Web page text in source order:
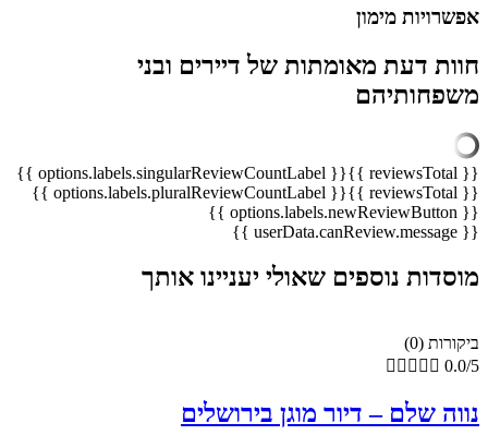
אפשרויות מימון
חוות דעת מאומתות של דיירים ובני
משפחותיהם
{{ reviewsTotal }}
{{ options.labels.singularReviewCountLabel }}
{{ reviewsTotal }}
{{ options.labels.pluralReviewCountLabel }}
{{ options.labels.newReviewButton }}
{{ userData.canReview.message }}
מוסדות נוספים שאולי יעניינו אותך
ביקורות (0)
     0.0/5
נווה שלם – דיור מוגן בירושלים